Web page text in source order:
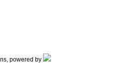
powered by